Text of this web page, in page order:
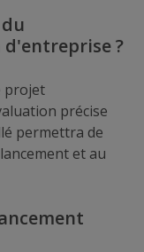
?
projet
précise
permettra de
et au